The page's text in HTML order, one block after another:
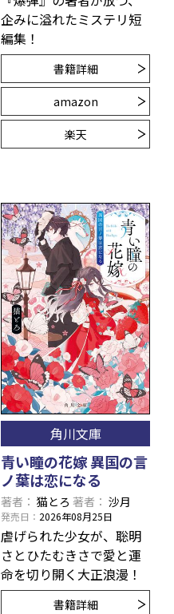
企みに溢れたミステリ短
編集！
書籍詳細
amazon
楽天
角川文庫
青い瞳の花嫁 異国の言
ノ葉は恋になる
著者 猫とろ 著者 沙月
発売日 2026年08月25日
虐げられた少女が、聡明
さとひたむきさで愛と運
命を切り開く大正浪漫！
書籍詳細